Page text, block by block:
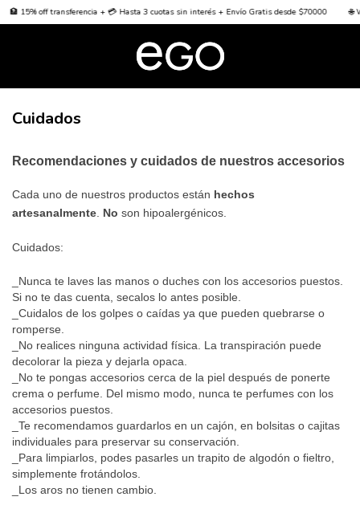
🏦 15% off transferencia + 💳 Hasta 3 cuotas sin interés + Envío Gratis desde $70000 🌐
Cuidados
Recomendaciones y cuidados de nuestros accesorios
Cada uno de nuestros productos están hechos
artesanalmente No son hipoalergénicos.
Cuidados:
_Nunca te laves las manos o duches con los accesorios puestos.
Si no te das cuenta, secalos lo antes posible.
Cuidalos de los golpes o caídas ya que pueden quebrarse o
romperse.
_No realices ninguna actividad física. La transpiración puede
decolorar la pieza y dejarla opaca.
_No te pongas accesorios cerca de la piel después de ponerte
crema o perfume. Del mismo modo, nunca te perfumes con los
accesorios puestos.
_Te recomendamos guardarlos en un cajón, en bolsitas o cajitas
individuales para preservar su conservación.
_Para limpiarlos, podes pasarles un trapito de algodón o fieltro,
simplemente frotándolos.
_Los aros no tienen cambio.